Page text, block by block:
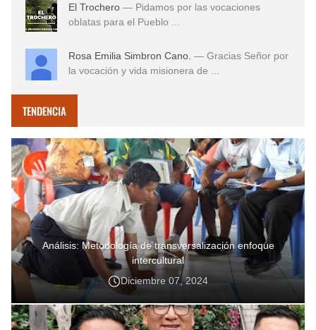
El Trochero — Pidamos por las vocaciones
oblatas para el Pueblo ...
Rosa Emilia Simbron Cano. — Gracias Señor por
la vocación y vida misionera de ...
TENDENCIA
Análisis: Metodología de transversalización enfoque
intercultural
Diciembre 07, 2024